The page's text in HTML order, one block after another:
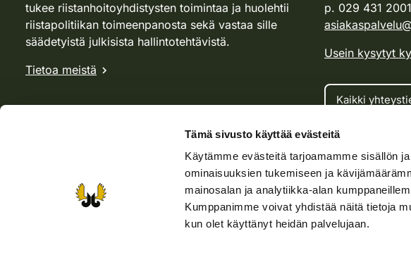
Tämä sivusto käyttää evästeitä
Käytämme evästeitä tarjoamamme sisällön
ominaisuuksien tukemiseen ja
mainosalan ja analytiikka-alan
Kumppanimme voivat yhdistää näitä tietoja
kun olet käyttänyt heidän palvelujaan.
tukee riistanhoitoyhdistysten toimintaa ja huolehtii
riistapolitiikan toimeenpanosta sekä vastaa sille
säädetyistä julkisista hallintotehtävistä.
Tietoa meistä
p. 029 431 2001
Usein kysytyt
Kaikki
Metsästyskortti-
Oma riista -asiat
Lupa-asiat